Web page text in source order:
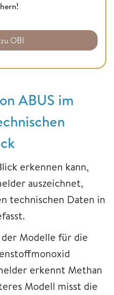
OBI
ABUS im
erkennen kann,
auszeichnet,
technischen Daten in
Modelle für die
erkennt Methan
Modell misst die